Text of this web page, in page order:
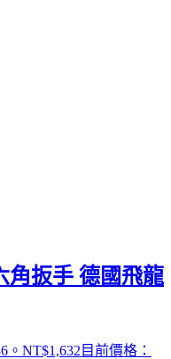
角扳手 德國飛龍
。 NT$1,632 目前價格：